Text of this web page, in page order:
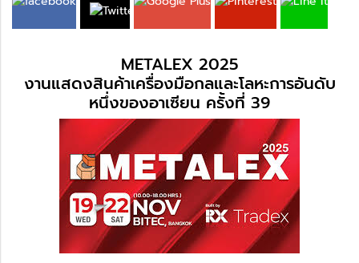
METALEX 2025
งานแสดงสินค้าเครื่องมือกลและโลหะการอันดับ
หนึ่งของอาเซียน ครั้งที่ 39